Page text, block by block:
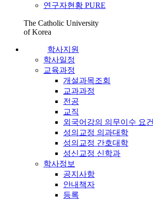
연구자현황 PURE
The Catholic University
of Korea
학사지원
학사일정
교육과정
개설과목조회
교과과정
전공
교직
외국어강의 의무이수 요건
성의교정 의과대학
성의교정 간호대학
성신교정 신학과
학사정보
공지사항
안내책자
등록